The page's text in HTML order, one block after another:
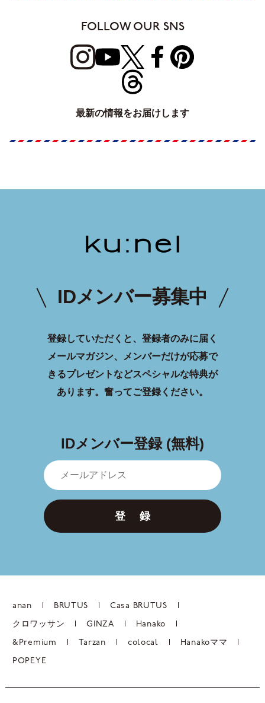
FOLLOW OUR SNS
最新の情報をお届けします
IDメンバー募集中
登録していただくと、登録者のみに届く
メールマガジン、メンバーだけが応募で
きるプレゼントなどスペシャルな特典が
あります。 奮ってご登録ください。
IDメンバー登録 (無料)
登 録
anan BRUTUS Casa BRUTUS
クロワッサン GINZA Hanako
&Premium Tarzan colocal Hanakoママ
POPEYE